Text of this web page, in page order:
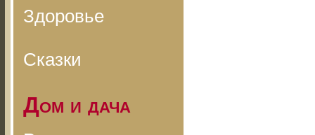
Здоровье
Сказки
Дом и дача